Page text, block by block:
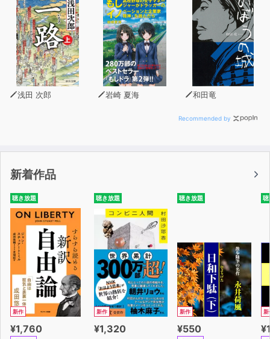
浅田 次郎 岩崎 夏海 和田竜
Recommended by
新着作品
聴き放題
新作
¥1,760
聴き放題
新作
¥1,320
聴き放題
新作
¥550
聴
新